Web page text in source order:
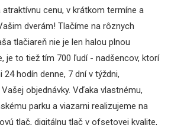
cenu, v krátkom termíne a
dverám! Tlačíme na rôznych
tlačiareň nie je len halou plnou
je to tiež tím 700 ľudí - nadšencov, ktorí
hodín denne, 7 dní v týždni,
objednávky. Vďaka vlastnému,
parku a viazarni realizujeme na
tlač, digitálnu tlač v ofsetovej kvalite,